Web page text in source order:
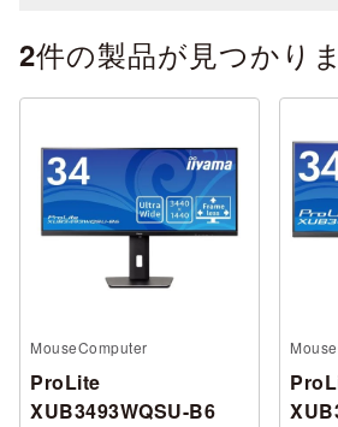
2件の製品が見つかりま
MouseComputer
ProLite
XUB3493WQSU-B6